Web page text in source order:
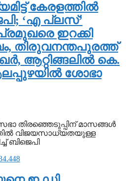
കേരളത്തിൽ
‘എ പ്ലസ്’
ഇറക്കി
തിരുവനന്തപുരത്ത്
ആറ്റിങ്ങലിൽ കെ.
ശോഭാ
തിരഞ്ഞെടുപ്പിന് മാസങ്ങൾ
വിജയസാധ്യതയുള്ള
ബിജെപി